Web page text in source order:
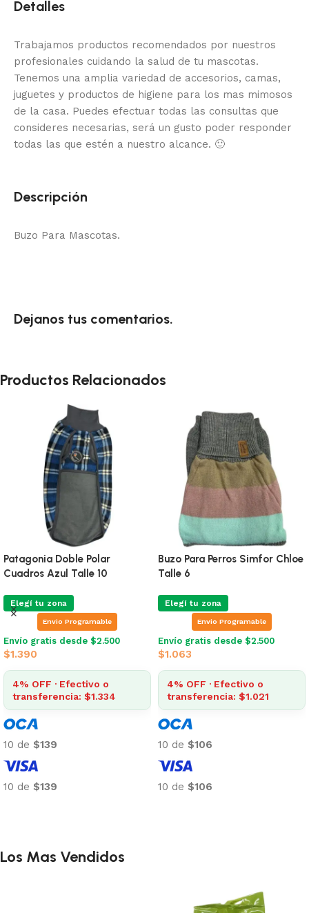
Detalles
Trabajamos productos recomendados por nuestros
profesionales cuidando la salud de tu mascotas.
Tenemos una amplia variedad de accesorios, camas,
juguetes y productos de higiene para los mas mimosos
de la casa. Puedes efectuar todas las consultas que
consideres necesarias, será un gusto poder responder
todas las que estén a nuestro alcance. 🙂
Descripción
Buzo Para Mascotas.
Dejanos tus comentarios.
Productos Relacionados
Patagonia Doble Polar
Cuadros Azul Talle 10
Elegí tu zona
Envio Programable
Envío gratis desde $2.500
$1.390
4% OFF · Efectivo o
transferencia: $1.334
10 de $139
10 de $139
Buzo Para Perros Simfor Chloe
Talle 6
Elegí tu zona
Envio Programable
Envío gratis desde $2.500
$1.063
4% OFF · Efectivo o
transferencia: $1.021
10 de $106
10 de $106
Los Mas Vendidos